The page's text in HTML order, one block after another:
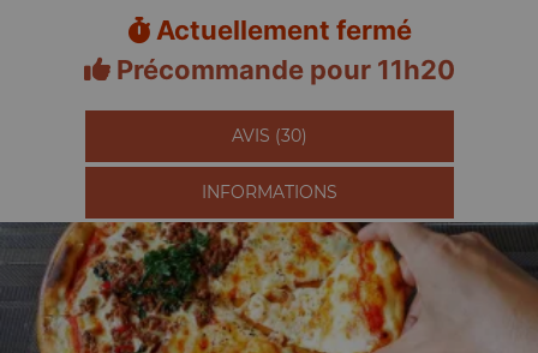
Actuellement fermé
Précommande pour 11h20
AVIS (30)
INFORMATIONS